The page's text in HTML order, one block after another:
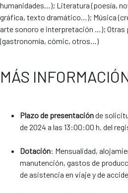
humanidades…); Literatura (poesía,
gráfica, texto dramático…); Música
arte sonoro e interpretación …);
(gastronomía, cómic, otros…)
MÁS
Plazo de presentaciónde
de 2024 a las 13:00:00 h. del
Dotación: Mensualidad,
manutención, gastos de
de asistencia en viaje y de